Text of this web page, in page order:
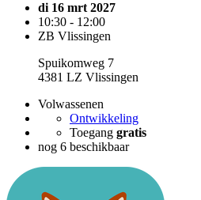
di 16 mrt 2027
10:30 - 12:00
ZB Vlissingen
Spuikomweg 7
4381 LZ Vlissingen
Volwassenen
Ontwikkeling
Toegang gratis
nog 6 beschikbaar